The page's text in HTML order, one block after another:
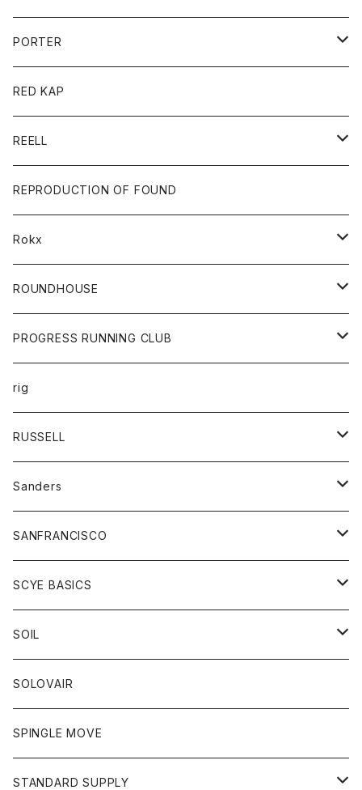
ロングスリーブＴシャツ
コート
ジャケット
アクセサリー
バッグ
キッズ
Tシャツ
帽子
グッズ
靴
バック
トップス
カットソー
カーディガン
ニット
ベスト
ボトムス
ショートパンツ
パンツ
レディース
カットソー
コート
ボトム
ワンピース
ダウンジャケット
PORTER
カードホルダー
キーホルダー
財布
バック
RED KAP
REELL
パンツ
ショートパンツ
REPRODUCTION OF FOUND
Rokx
ボトム
ROUNDHOUSE
エプロン
キッズ
オーバーオール
ボトム
ペインターパンツ
PROGRESS RUNNING CLUB
トップス
Tシャツ
グッズ
帽子
rig
RUSSELL
アウター
コート
パーカー
スカート
Tシャツ
トップス
Tシャツ
トレーナー
ボトム
ショートパンツ
スカート
レディース
スカート
アクセサリー
Sanders
グッズ
靴
SANFRANCISCO
アウター
カーディガン
コート
グッズ
ネクタイ
グローブ
アクセサリー
トップス
カットソー
ボトム
SCYE BASICS
ボトム
ジーンズ
チノパン
トップス
ポロシャツ
ベスト
靴
SOIL
靴
ワンピース
トップス
SOLOVAIR
SPINGLE MOVE
STANDARD SUPPLY